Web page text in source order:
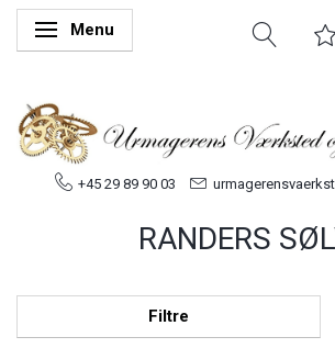
Skifte navigation
Menu
+45 29 89 90 03
RANDERS
Filtre